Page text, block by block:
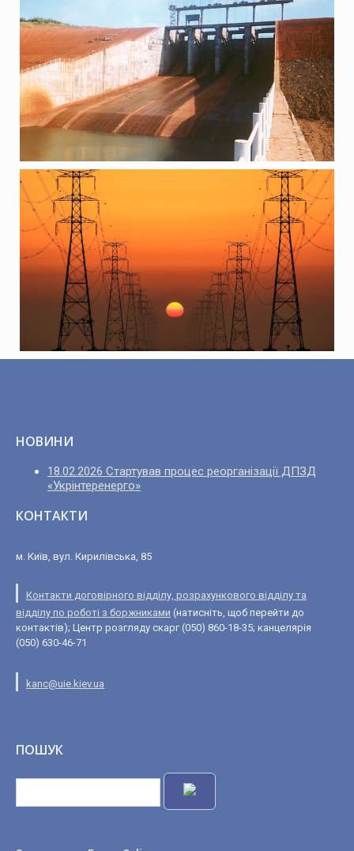
ЛЕП – 500, В’ЄТНАМ
ПРОЕКТИ
НОВИНИ
18.02.2026 Стартував процес реорганізації ДПЗД
«Укрінтеренерго»
КОНТАКТИ
м. Київ, вул. Кирилівська, 85
Контакти договірного відділу, розрахункового відділу та
відділу по роботі з боржниками (натисніть, щоб перейти до
контактів); Центр розгляду скарг (050) 860-18-35; канцелярія
(050) 630-46-71
kanc@uie.kiev.ua
ПОШУК